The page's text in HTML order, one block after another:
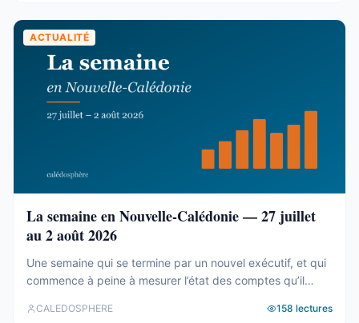
ACTUALITÉ
La semaine en Nouvelle-Calédonie — 27 juillet
au 2 août 2026
Une semaine qui se termine par un nouvel exécutif, et qui
commence à peine à mesurer l’état des comptes qu’il
gouvernement, et des comptes qui coincent C’est fait. Le
CALEDOSPHERE 158 lectures